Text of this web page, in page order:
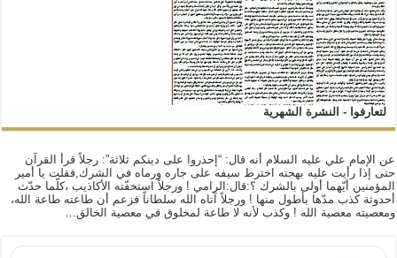
لتعارفوا - النشرة الشهرية
عن الإمام علي عليه السلام أنه قال: “إحذروا على دينكم ثلاثة”: رجلاً قرأ القرآن
حتى إذا رأيت عليه بهجته اخترط سيفه على جاره ورماه في الشرك,فقلت يا أمير
المؤمنين أيّهما أولى بالشرك ؟:قال:الرامي ! ورجلاً استخفّته الأكاذيب ،كلّما حدّث
أحدوثة كذب مدّها بأطول منها ! ورجلاً آتاه الله سلطاناً فزعم أن طاعته طاعة الله،
ومعصيته معصية الله ! وكذب لأنه لا طاعة لمخلوق في معصية الخالق…